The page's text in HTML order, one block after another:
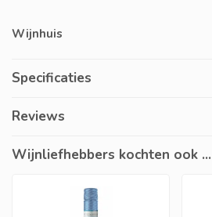
Wijnhuis
Specificaties
Reviews
Wijnliefhebbers kochten ook ...